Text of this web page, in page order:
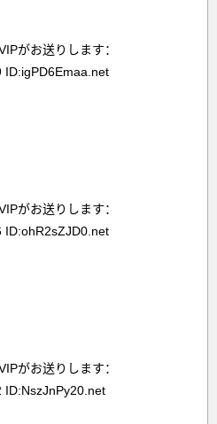
がお送りします：
がお送りします：
ID:ohR2sZJD0.net
がお送りします：